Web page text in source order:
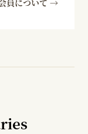
員について →